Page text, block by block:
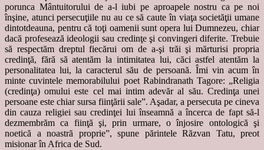
porunca Mântuitorului de a-l iubi pe aproapele nostru ca pe noi
înşine, atunci persecuţiile nu au ce să caute în viaţa societăţii umane
dintotdeauna, pentru că toţi oamenii sunt opera lui Dumnezeu, chiar
dacă profesează ideologii sau credinţe şi convingeri diferite. Trebuie
să respectăm dreptul fiecărui om de a-şi trăi şi mărturisi propria
credinţă, fără să atentăm la intimitatea lui, căci astfel atentăm la
personalitatea lui, la caracterul său de persoană. Îmi vin acum în
minte cuvintele memorabilului poet Rabindranath Tagore: „Religia
(credinţa) omului este cel mai intim adevăr al său. Credinţa unei
persoane este chiar sursa fiinţării sale”. Aşadar, a persecuta pe cineva
din cauza religiei sau credinţei lui înseamnă a încerca de fapt să-l
dezmembrăm ca fiinţă şi, prin urmare, o înjosire ontologică şi
noetică a noastră proprie”, spune părintele Răzvan Tatu, preot
misionar în Africa de Sud.